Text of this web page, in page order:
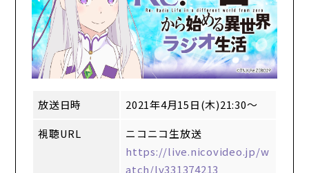
放送日時
2021年4月15日(木)21:30～
視聴URL
ニコニコ生放送
https://live.nicovideo.jp/w
atch/lv331374213